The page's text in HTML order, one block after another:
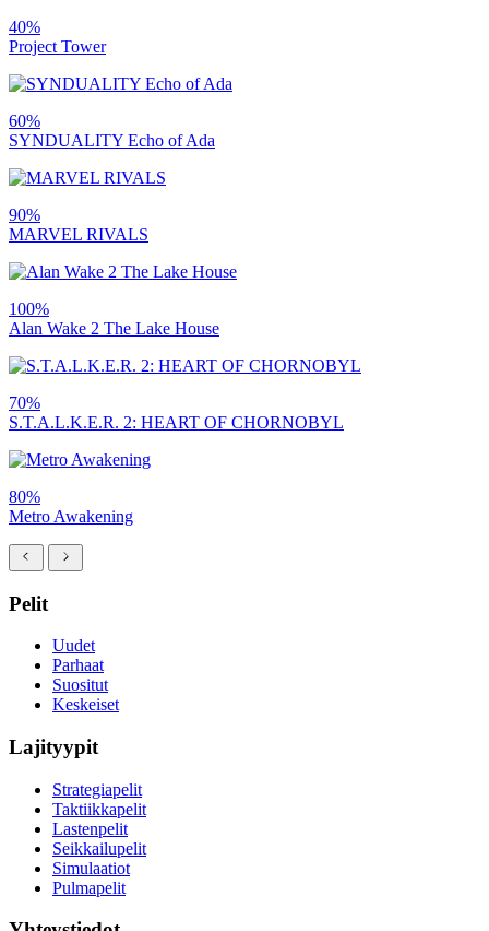
40%
Project Tower
60%
SYNDUALITY Echo of Ada
90%
MARVEL RIVALS
100%
Alan Wake 2 The Lake House
70%
S.T.A.L.K.E.R. 2: HEART OF CHORNOBYL
80%
Metro Awakening
Pelit
Uudet
Parhaat
Suositut
Keskeiset
Lajityypit
Strategiapelit
Taktiikkapelit
Lastenpelit
Seikkailupelit
Simulaatiot
Pulmapelit